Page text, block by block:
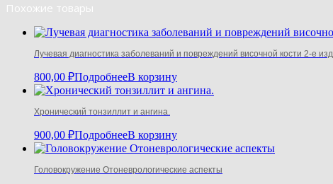
Похожие товары
Лучевая диагностика заболеваний и повреждений височной кости 2-е
800,00 ₽ПодробнееВ корзину
Хронический тонзиллит и ангина.
900,00 ₽ПодробнееВ корзину
Головокружение Отоневрологические аспекты